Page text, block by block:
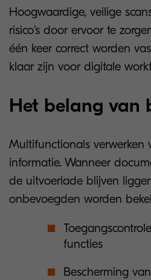
Hoogwaardige, veilige
risico’s door ervoor te
één keer correct worden
klaar zijn voor digitale
Het belang van
Multifunctionals verwerken
informatie. Wanneer
de uitvoerlade blijven
onbevoegden worden
functies
Bescherming